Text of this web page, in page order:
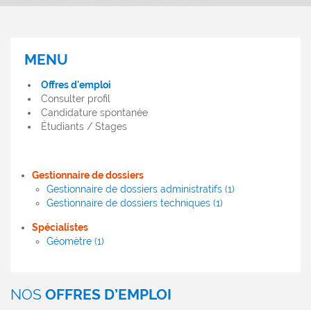
MENU
D'EMPLOI
MENU
Offres d'emploi
Consulter profil
Candidature spontanée
Étudiants / Stages
Gestionnaire de dossiers
Gestionnaire de dossiers administratifs (1)
Gestionnaire de dossiers techniques (1)
Spécialistes
Géomètre (1)
NOS OFFRES D’EMPLOI